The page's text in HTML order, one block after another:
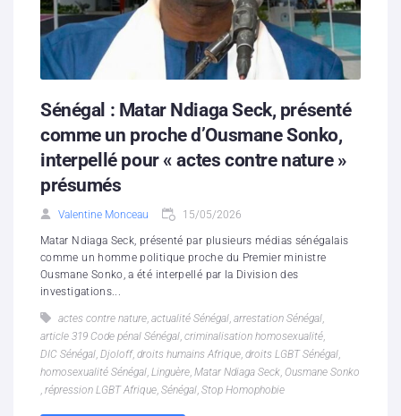
Hébergement solidaire
Sénégal : Matar Ndiaga Seck, présenté
comme un proche d’Ousmane Sonko,
interpellé pour « actes contre nature »
présumés
Valentine Monceau 15/05/2026
Matar Ndiaga Seck, présenté par plusieurs médias sénégalais
comme un homme politique proche du Premier ministre
Ousmane Sonko, a été interpellé par la Division des
investigations...
actes contre nature, actualité Sénégal, arrestation Sénégal,
article 319 Code pénal Sénégal, criminalisation homosexualité,
DIC Sénégal, Djoloff, droits humains Afrique, droits LGBT Sénégal,
homosexualité Sénégal, Linguère, Matar Ndiaga Seck, Ousmane Sonko
, répression LGBT Afrique, Sénégal, Stop Homophobie